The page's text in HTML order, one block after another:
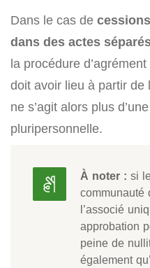
Dans le cas de
dans des actes
la procédure
doit avoir lieu à partir de
ne s’agit alors plus
pluripersonnelle.
À noter : si
communauté
l’associé
approbation
peine de
également